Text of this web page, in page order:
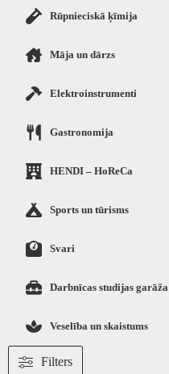
Rūpnieciskā ķīmija
Māja un dārzs
Elektroinstrumenti
Gastronomija
HENDI – HoReCa
Sports un tūrisms
Svari
Darbnīcas studijas garāža
Veselība un skaistums
Filters